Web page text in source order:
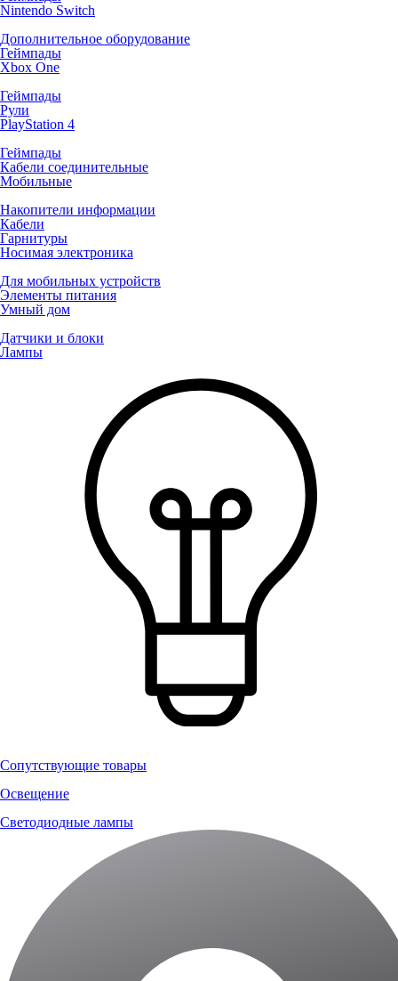
Nintendo Switch
Дополнительное оборудование
Геймпады
Xbox One
Геймпады
Рули
PlayStation 4
Геймпады
Кабели соединительные
Мобильные
Накопители информации
Кабели
Гарнитуры
Носимая электроника
Для мобильных устройств
Элементы питания
Умный дом
Датчики и блоки
Лампы
Сопутствующие товары
Освещение
Светодиодные лампы